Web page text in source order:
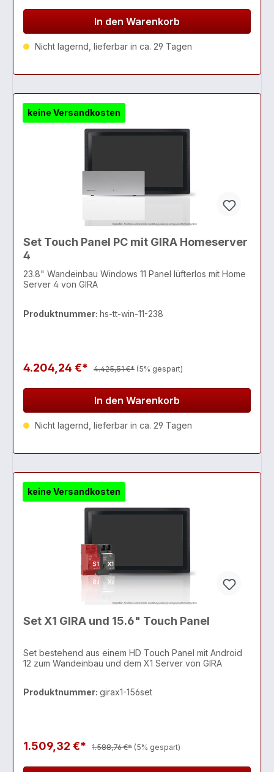
In den Warenkorb
Nicht lagernd, lieferbar in ca. 29 Tagen
keine Versandkosten
Set Touch Panel PC mit GIRA Homeserver
4
23.8" Wandeinbau Windows 11 Panel lüfterlos mit Home
Server 4 von GIRA
Produktnummer: hs-tt-win-11-238
4.204,24 €* 4.425,51 €* (5% gespart)
In den Warenkorb
Nicht lagernd, lieferbar in ca. 29 Tagen
keine Versandkosten
Set X1 GIRA und 15.6" Touch Panel
Set bestehend aus einem HD Touch Panel mit Android
12 zum Wandeinbau und dem X1 Server von GIRA
Produktnummer: girax1-156set
1.509,32 €* 1.588,76 €* (5% gespart)